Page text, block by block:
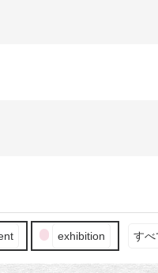
exhibition すべ